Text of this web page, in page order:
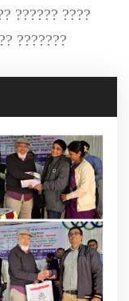
?????? ????
???????